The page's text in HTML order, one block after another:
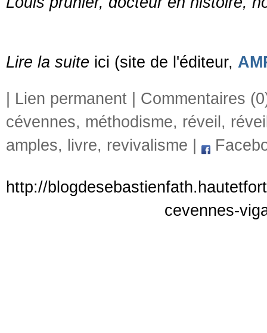
Lire la suite ici (site de l'éditeur,
Lien permanent
Commentaires
cévennes, méthodisme, réveil ,
amples, livre, revivalisme
http://
cevennes-